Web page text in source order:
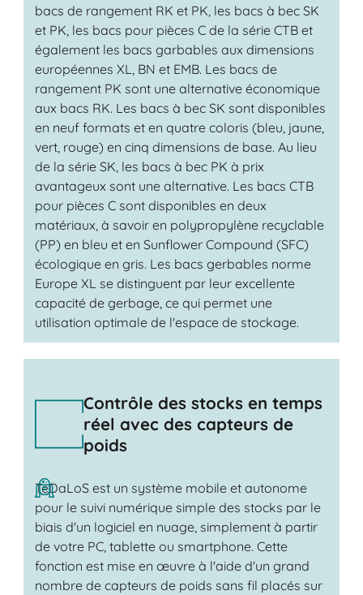
bacs de rangement RK et PK, les bacs à bec SK
et PK, les bacs pour pièces C de la série CTB et
également les bacs garbables aux dimensions
européennes XL, BN et EMB. Les bacs de
rangement PK sont une alternative économique
aux bacs RK. Les bacs à bec SK sont disponibles
en neuf formats et en quatre coloris (bleu, jaune,
vert, rouge) en cinq dimensions de base. Au lieu
de la série SK, les bacs à bec PK à prix
avantageux sont une alternative. Les bacs CTB
pour pièces C sont disponibles en deux
matériaux, à savoir en polypropylène recyclable
(PP) en bleu et en Sunflower Compound (SFC)
écologique en gris. Les bacs gerbables norme
Europe XL se distinguent par leur excellente
capacité de gerbage, ce qui permet une
utilisation optimale de l'espace de stockage.
Contrôle des stocks en temps
réel avec des capteurs de
poids
TeDaLoS est un système mobile et autonome
pour le suivi numérique simple des stocks par le
biais d'un logiciel en nuage, simplement à partir
de votre PC, tablette ou smartphone. Cette
fonction est mise en œuvre à l'aide d'un grand
nombre de capteurs de poids sans fil placés sur